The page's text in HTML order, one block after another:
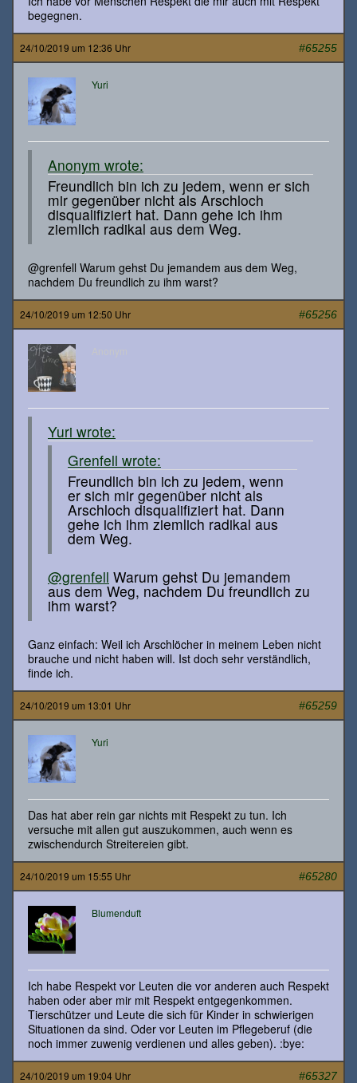
begegnen.
24/10/2019 um 12:36 Uhr #65255
Yuri
Anonym wrote:
Freundlich bin ich zu jedem, wenn er sich
mir gegenüber nicht als Arschloch
disqualifiziert hat. Dann gehe ich ihm
ziemlich radikal aus dem Weg.
@grenfell Warum gehst Du jemandem aus dem Weg,
nachdem Du freundlich zu ihm warst?
24/10/2019 um 12:50 Uhr #65256
Yuri wrote:
Grenfell wrote:
Freundlich bin ich zu jedem, wenn
er sich mir gegenüber nicht als
Arschloch disqualifiziert hat. Dann
gehe ich ihm ziemlich radikal aus
dem Weg.
@grenfell Warum gehst Du jemandem
aus dem Weg, nachdem Du freundlich zu
ihm warst?
Ganz einfach: Weil ich Arschlöcher in meinem Leben nicht
brauche und nicht haben will. Ist doch sehr verständlich,
finde ich.
24/10/2019 um 13:01 Uhr #65259
Yuri
Das hat aber rein gar nichts mit Respekt zu tun. Ich
versuche mit allen gut auszukommen, auch wenn es
zwischendurch Streitereien gibt.
24/10/2019 um 15:55 Uhr #65280
Blumenduft
Ich habe Respekt vor Leuten die vor anderen auch Respekt
haben oder aber mir mit Respekt entgegenkommen.
Tierschützer und Leute die sich für Kinder in schwierigen
Situationen da sind. Oder vor Leuten im Pflegeberuf (die
noch immer zuwenig verdienen und alles geben). :bye:
24/10/2019 um 19:04 Uhr #65327